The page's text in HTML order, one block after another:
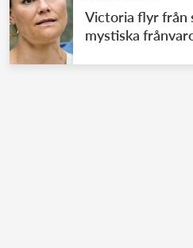
Victoria flyr från
mystiska